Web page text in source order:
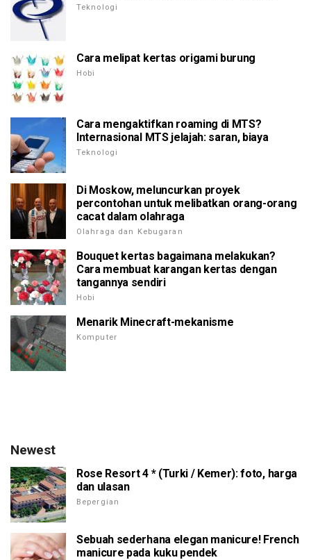
Teknologi
Cara melipat kertas origami burung
Hobi
Cara mengaktifkan roaming di MTS?
Internasional MTS jelajah: saran, biaya
Teknologi
Di Moskow, meluncurkan proyek
percontohan untuk melibatkan orang-orang
cacat dalam olahraga
Olahraga dan Kebugaran
Bouquet kertas bagaimana melakukan?
Cara membuat karangan kertas dengan
tangannya sendiri
Hobi
Menarik Minecraft-mekanisme
Komputer
Newest
Rose Resort 4 * (Turki / Kemer): foto, harga
dan ulasan
Bepergian
Sebuah sederhana elegan manicure! French
manicure pada kuku pendek